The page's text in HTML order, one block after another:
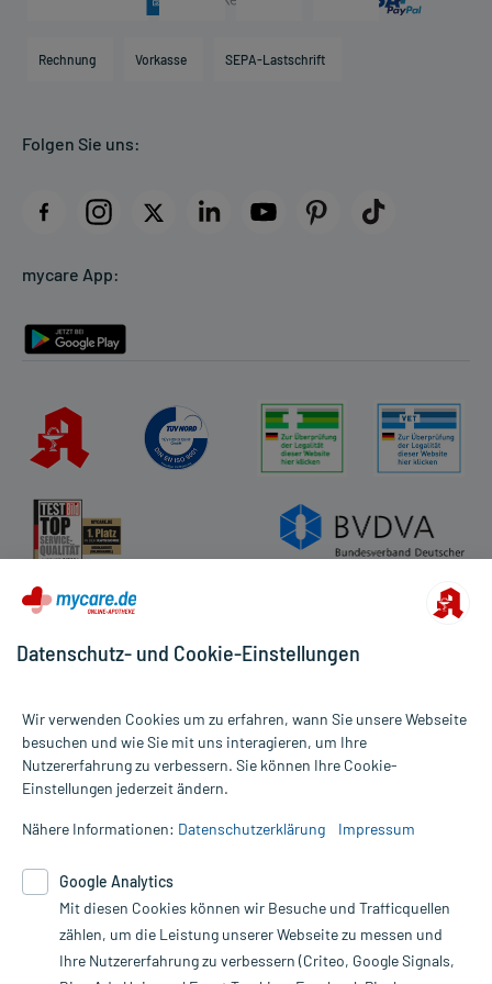
Direktabrechnung PKV
AGB
Datenschutz
Rückgabe/Widerruf
Rechnung Vorkasse SEPA-Lastschrift
Folgen Sie uns:
mycare App:
Alle Preise gelten inkl. MwSt., ggf. zzgl. Versandkosten
Informationen auf dieser Website werden ausschließlich für
die Untersuchung und Behandlung durch einen Arzt. Bitte
Therapien eingeleitet werden können. | Diese Webseite benutzt
Google Analytics. Lesen Sie bitte dazu die wichtigen Hinweise in
unserer Datenschutzerklärung. Für den Widerruf einer Bestellung
nutzen Sie das Formular:
Datenschutz- und Cookie-Einstellungen
Wir verwenden Cookies um zu erfahren, wann Sie unsere Webseite
besuchen und wie Sie mit uns interagieren, um Ihre
Nutzererfahrung zu verbessern. Sie können Ihre Cookie-
Einstellungen jederzeit ändern.
Nähere Informationen: Datenschutzerklärung Impressum
Google Analytics
Mit diesen Cookies können wir Besuche und Trafficquellen
zählen, um die Leistung unserer Webseite zu messen und
Ihre Nutzererfahrung zu verbessern (Criteo, Google Signals,